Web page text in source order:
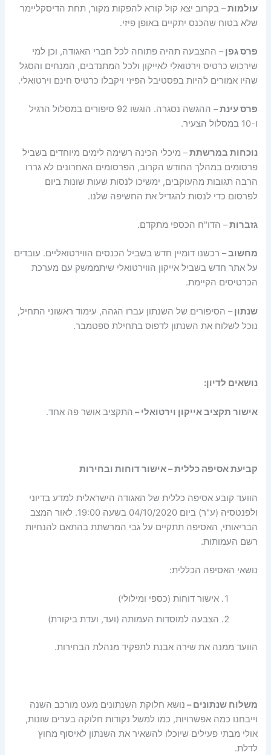
עולמות– בקרוב יצא קול קורא להפקות מקור, תחת הדיסקליימר
שלא בטוח שהכנס יתקיים באופן פיזי.
פרס גפן– ההצבעה תהיה פתוחה לכל חברי האגודה, וכן למי
שירכוש כרטיס וירטואלי לאייקון ולכל המתנדבים, המנחים והסגל
שהיו אמורים להיות בפסטיבל הפיזי ויקבלו כרטיס חינם וירטואלי.
פרס עינת
– ההגשה נסגרה. הוגשו 92 סיפורים במסלול הרגיל
ו-10 במסלול הצעיר.
נוכחות במרשתת– מיכלי הכינה רשימה לימים מיוחדים בשביל
פרסומים במהלך החודש הקרוב, הפרסומים האחרונים לא גררו
הרבה תגובות מהעוקבים, ימשיכו לנסות שעות שונות ביום
לפרסום כדי לנסות להגדיל את החשיפה שלנו.
גזברות– הדו"ח הכספי מתקדם.
מחשוב– רכשנו דומיין חדש בשביל הכנסים הווירטואליים. עובדים
על אתר חדש בשביל אייקון הווירטואלי שיתממשק עם מערכת
הכרטיסים הקיימת.
שנתון– הסיפורים של השנתון עברו הגהה, עימוד ראשוני התחיל,
נוכל לשלוח את השנתון לדפוס בתחילת ספטמבר.
נושאים לדיון:
אישור תקציב אייקון וירטואלי – התקציב אושר פה אחד.
קביעת אסיפה כללית – אישור דוחות ובחירות
הוועד קובע אסיפה כללית של האגודה הישראלית למדע בדיוני
ולפנטסיה (ע"ר) ביום 04/10/2020 בשעה 19:00. לאור המצב
הבריאותי, האסיפה תתקיים על גבי המרשתת בהתאם להנחיות
רשם העמותות.
נושאי האסיפה הכללית:
אישור דוחות (כספי ומילולי)
הצבעה למוסדות העמותה (ועד, ועדת ביקורת)
הוועד ממנה את שירה אבנת לתפקיד מנהלת הבחירות.
משלוח שנתונים – נושא חלוקת השנתונים מעט מורכב השנה
וייבחנו כמה אפשרויות, כמו למשל נקודות חלוקה בערים שונות,
אולי מבתי פעילים שיוכלו להשאיר את השנתון לאיסוף מחוץ
לדלת.